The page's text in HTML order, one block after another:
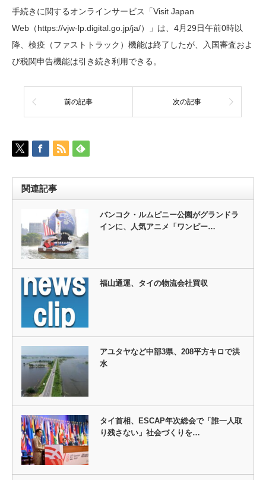
手続きに関するオンラインサービス「Visit Japan
Web（https://vjw-lp.digital.go.jp/ja/）」は、4月29日午前0時以
降、検疫（ファストトラック）機能は終了したが、入国審査およ
び税関申告機能は引き続き利用できる。
前の記事 次の記事
関連記事
バンコク・ルムピニー公園がグランドラ
インに、人気アニメ「ワンピー…
福山通運、タイの物流会社買収
アユタヤなど中部3県、208平方キロで洪
水
タイ首相、ESCAP年次総会で「誰一人取
り残さない」社会づくりを…